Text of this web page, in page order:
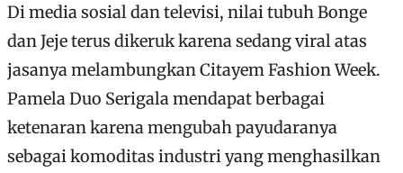
Di media sosial dan televisi, nilai tubuh Bonge
dan Jeje terus dikeruk karena sedang viral atas
jasanya melambungkan Citayem Fashion Week.
Pamela Duo Serigala mendapat berbagai
ketenaran karena mengubah payudaranya
sebagai komoditas industri yang menghasilkan